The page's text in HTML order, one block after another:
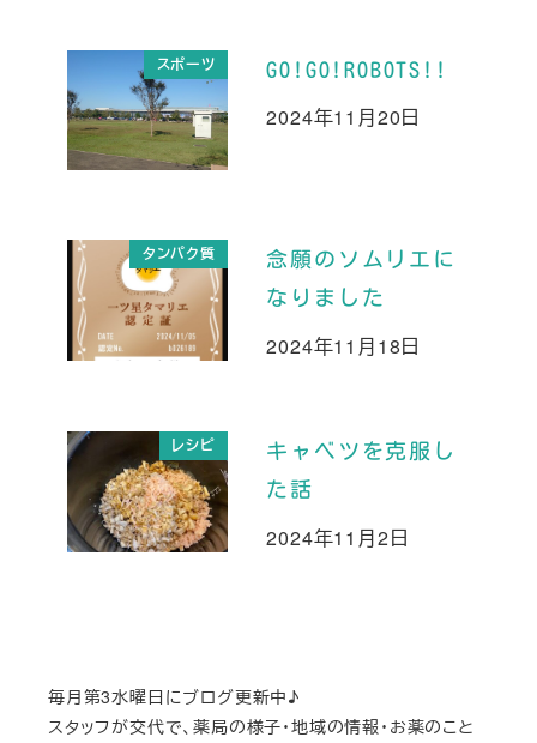
スポーツ GO!GO!ROBOTS!!
投稿日
2024年11月20日
タンパク質
念願のソムリエに
なりました
投稿日
2024年11月18日
レシピ
キャベツを克服し
た話
投稿日
2024年11月2日
毎月第3水曜日にブログ更新中♪
スタッフが交代で、薬局の様子・地域の情報・お薬のこと